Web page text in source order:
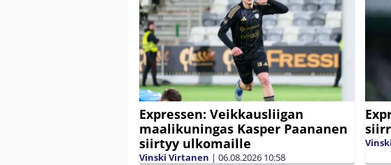
Expressen: Veikkausliigan
maalikuningas Kasper Paananen
siirtyy ulkomaille
Vinski Virtanen | 06.08.2026 10:58